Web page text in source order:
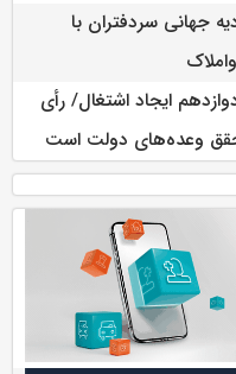
جهانی سردفتران با
ایجاد اشتغال/ رأی
وعده‌های دولت است